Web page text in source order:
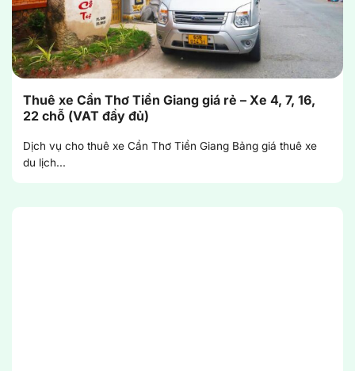
Thuê xe Cần Thơ Tiền Giang giá rẻ – Xe 4, 7, 16,
22 chỗ (VAT đầy đủ)
Dịch vụ cho thuê xe Cần Thơ Tiền Giang Bảng giá thuê xe
du lịch...